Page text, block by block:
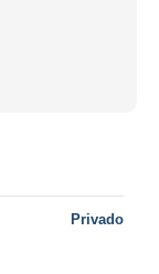
Privado